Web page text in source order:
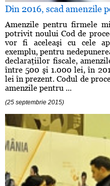
Din 2016, scad amenzile
Amenzile pentru firmele
potrivit noului Cod de
vor fi aceleaşi cu cele
exemplu, pentru
declaraţiilor fiscale,
între 500 şi 1.000 lei, în
lei în prezent. Codul de
amenzile pentru ...
(25 septembrie 2015)